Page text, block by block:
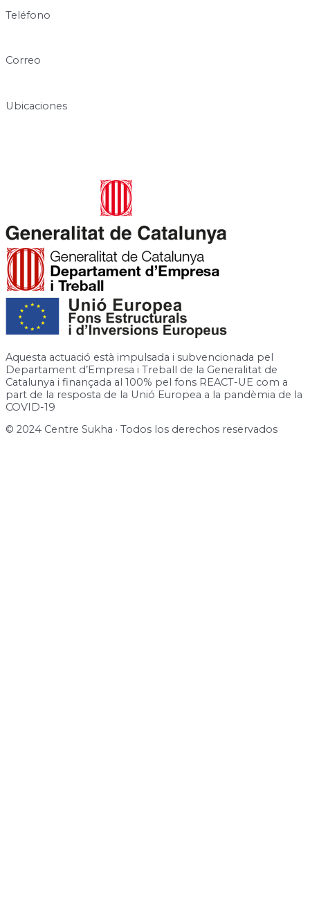
Teléfono
Correo
Ubicaciones
Aquesta actuació està impulsada i subvencionada pel
Departament d’Empresa i Treball de la Generalitat de
Catalunya i finançada al 100% pel fons REACT-UE com a
part de la resposta de la Unió Europea a la pandèmia de la
COVID-19
© 2024 Centre Sukha · Todos los derechos reservados